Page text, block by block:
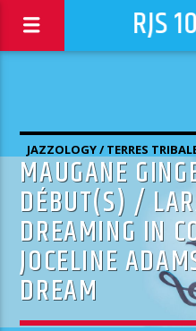
RJS
JAZZOLOGY / TERRES
MAUGANE
DÉBUT(S) /
DREAMING IN
JOCELINE
DREAM